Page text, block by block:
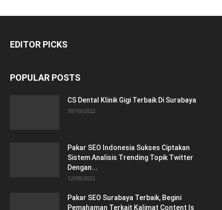
EDITOR PICKS
POPULAR POSTS
CS Dental Klinik Gigi Terbaik Di Surabaya
30/10/2022
Pakar SEO Indonesia Sukses Ciptakan
Sistem Analisis Trending Topik Twitter
Dengan...
12/08/2022
Pakar SEO Surabaya Terbaik, Begini
Pemahaman Terkait Kalimat Content Is